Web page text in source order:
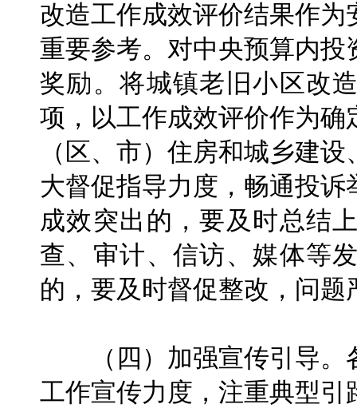
改造工作成效评价结果作
重要参考。对中央预算内
奖励。将城镇老旧小区改
项，以工作成效评价作为
（区、市）住房和城乡建
大督促指导力度，畅通投
成效突出的，要及时总结
查、审计、信访、媒体等
的，要及时督促整改，问
（四）加强宣传引导。
工作宣传力度，注重典型